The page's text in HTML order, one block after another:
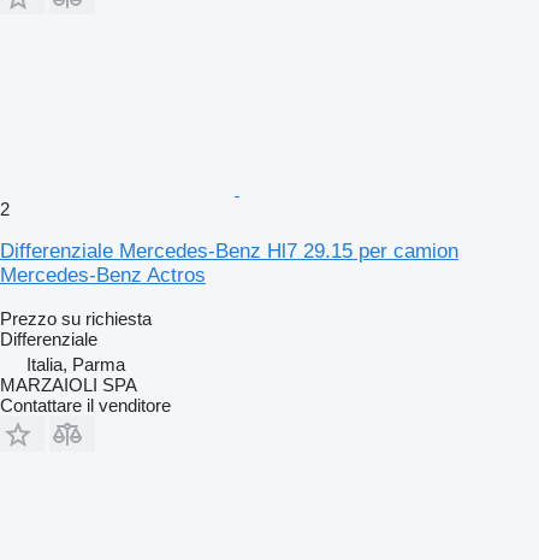
2
Differenziale Mercedes-Benz Hl7 29.15 per camion
Mercedes-Benz Actros
Prezzo su richiesta
Differenziale
Italia, Parma
MARZAIOLI SPA
Contattare il venditore